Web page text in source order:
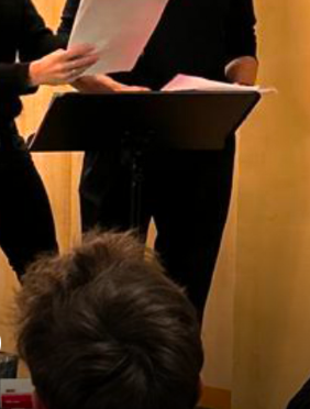
En situation de handicap
Slam
Le Lab'Oratoire
[cours d’oralité]
À Voix haute ·
cours [8-14 ans]
ACTIONS PÉDAGOGIQUES
à... [8
édition]
Spectacles itinérants
en scène
des spectacles